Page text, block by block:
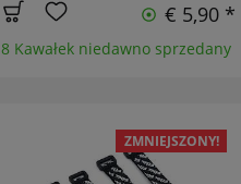
€ 5,90 *
8 Kawałek niedawno sprzedany
ZMNIEJSZONY!